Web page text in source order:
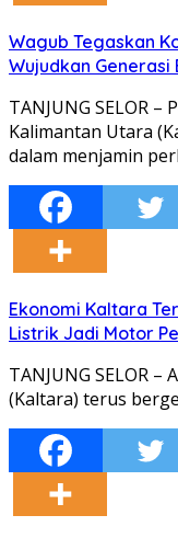
Wagub Tegaskan
Wujudkan Generasi
TANJUNG SELOR
Kalimantan Utara
dalam menjamin
Ekonomi Kaltara
Listrik Jadi Motor
TANJUNG SELOR
(Kaltara) terus